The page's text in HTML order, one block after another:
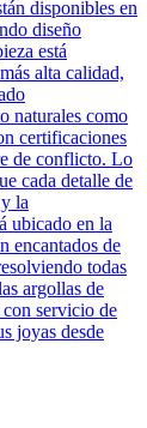
disponibles en
diseño
está
alta calidad,
naturales como
certificaciones
de conflicto. Lo
cada detalle de
la
ubicado en la
encantados de
todas
argollas de
con servicio de
joyas desde